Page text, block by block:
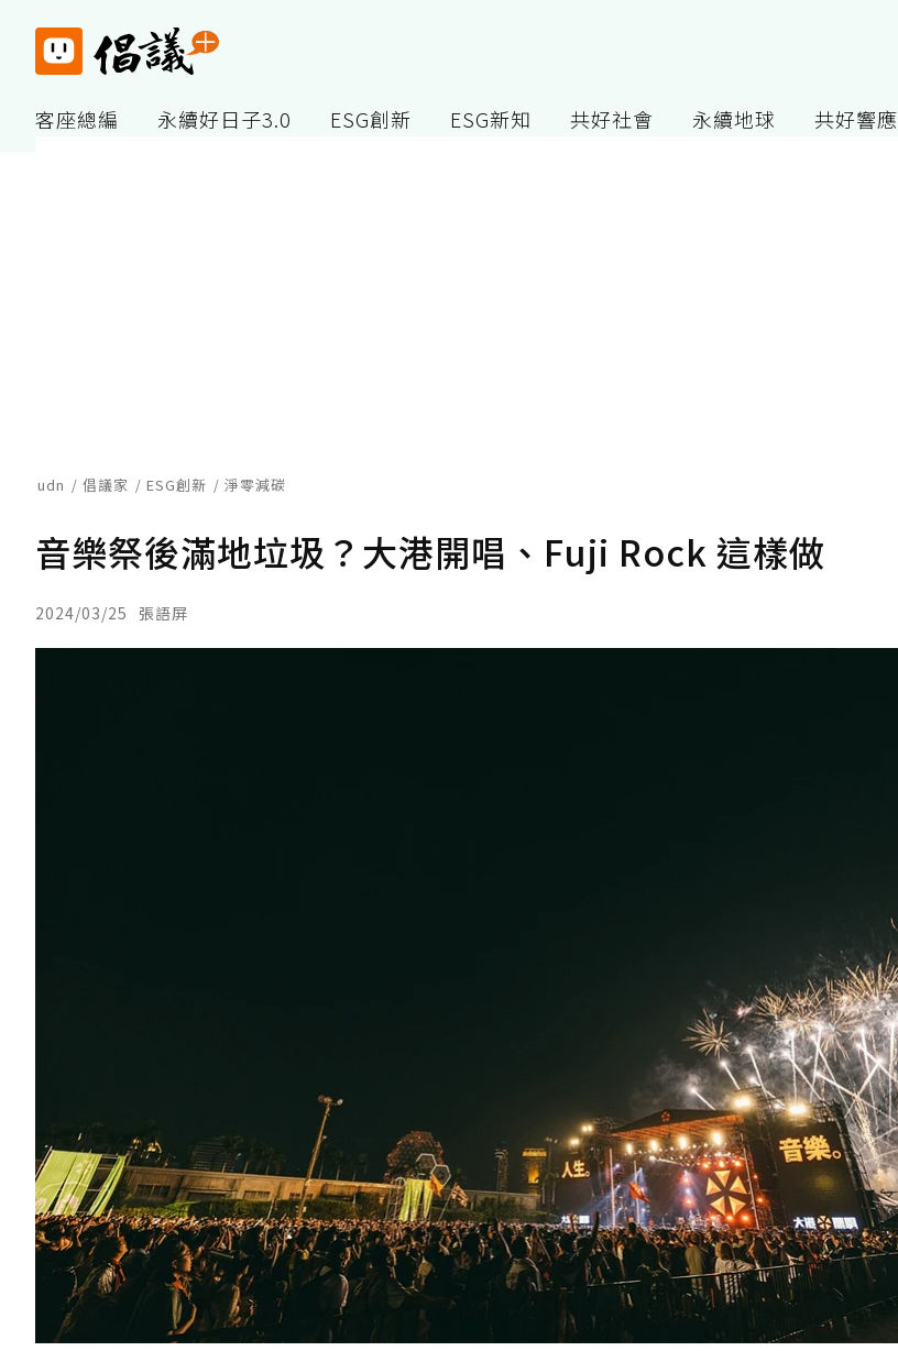
客座總編 永續好日子3.0 ESG創新 ESG新知 共好社會 永續地球 共好響應
udn 倡議家 ESG創新 淨零減碳
音樂祭後滿地垃圾？大港開唱、Fuji Rock 這樣做
2024/03/25 張語屏